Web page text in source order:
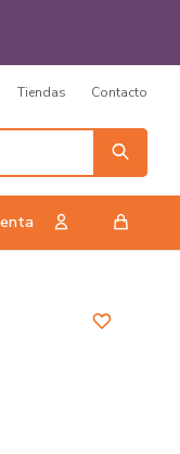
Tiendas Contacto